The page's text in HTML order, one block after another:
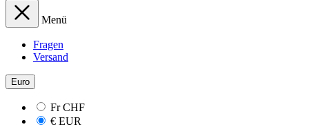
Menü
Fragen
Versand
Euro
FrCHF
€ EUR